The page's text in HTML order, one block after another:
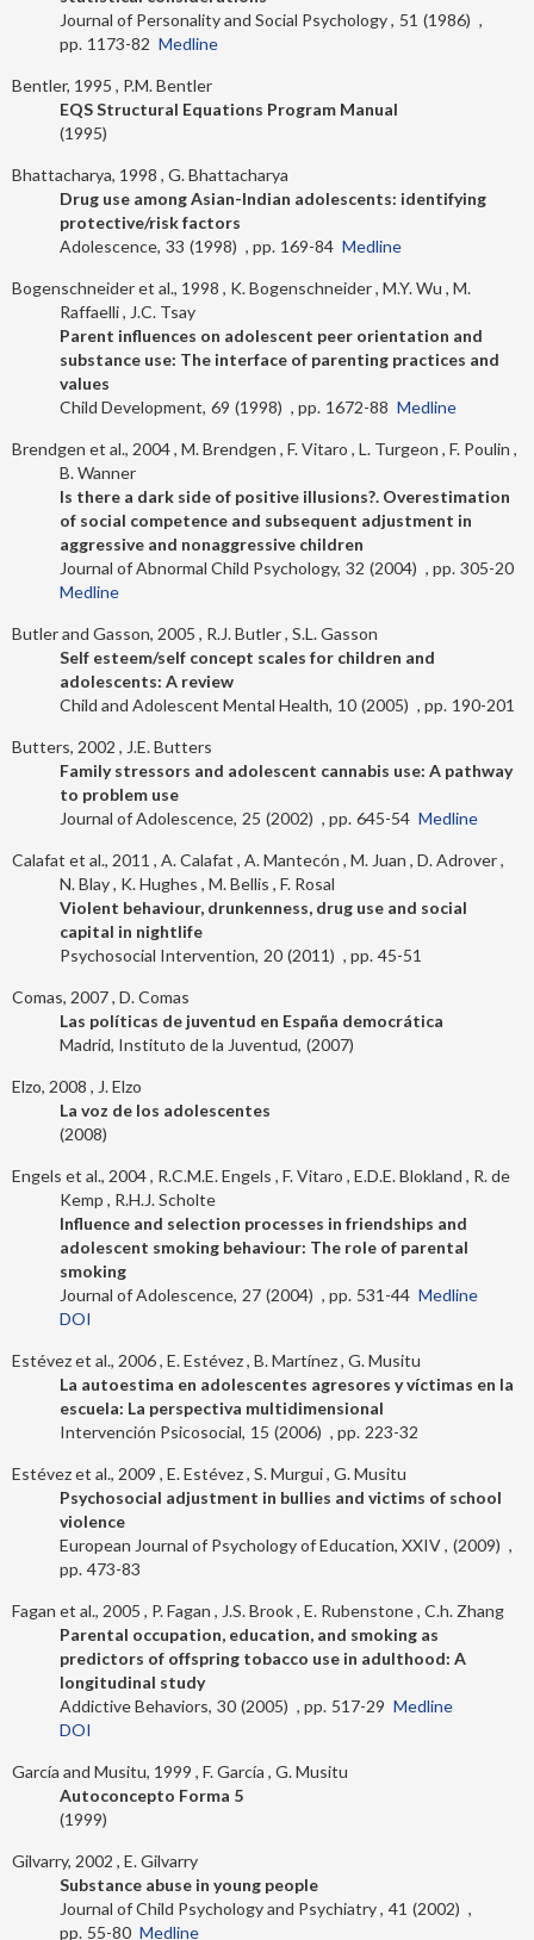
Journal of Personality and Social Psychology
51
1986
1173-82 Medline
Bentler, 1995
P.M. Bentler
EQS Structural Equations Program Manual
1995
Bhattacharya, 1998 G. Bhattacharya
Drug use among Asian-Indian adolescents: identifying
protective/risk factors
Adolescence 33 1998 169-84 Medline
Bogenschneider et al., 1998 K. Bogenschneider M.Y. Wu M.
Raffaelli
J.C. Tsay
Parent influences on adolescent peer orientation and
substance use: The interface of parenting practices and
values
Child Development 69 1998 1672-88 Medline
Brendgen et al., 2004 M. Brendgen F. Vitaro L. Turgeon F. Poulin
B. Wanner
Is there a dark side of positive illusions?. Overestimation
of social competence and subsequent adjustment in
aggressive and nonaggressive children
Journal of Abnormal Child Psychology 32 2004
305-20
Medline
Butler and Gasson, 2005 R.J. Butler S.L. Gasson
Self esteem/self concept scales for children and
adolescents: A review
Child and Adolescent Mental Health 10 2005 190-201
Butters, 2002
J.E. Butters
Family stressors and adolescent cannabis use: A pathway
to problem use
Journal of Adolescence 25 2002 645-54 Medline
Calafat et al., 2011 A. Calafat A. Mantecón M. Juan D. Adrover
N. Blay K. Hughes M. Bellis F. Rosal
Violent behaviour, drunkenness, drug use and social
capital in nightlife
Psychosocial Intervention 20 2011 45-51
Comas, 2007 D. Comas
Las políticas de juventud en España democrática
Madrid, Instituto de la Juventud
2007
Elzo, 2008
J. Elzo
La voz de los adolescentes
2008
Engels et al., 2004 R.C.M.E. Engels F. Vitaro E.D.E. Blokland
R. de
Kemp
R.H.J. Scholte
Influence and selection processes in friendships and
adolescent smoking behaviour: The role of parental
smoking
Journal of Adolescence 27 2004 531-44 Medline
DOI
Estévez et al., 2006 E. Estévez B. Martínez G. Musitu
La autoestima en adolescentes agresores y víctimas en la
escuela: La perspectiva multidimensional
Intervención Psicosocial 15 2006 223-32
Estévez et al., 2009 E. Estévez S. Murgui G. Musitu
Psychosocial adjustment in bullies and victims of school
violence
European Journal of Psychology of Education, XXIV
2009
473-83
Fagan et al., 2005 P. Fagan J.S. Brook E. Rubenstone C.h. Zhang
Parental occupation, education, and smoking as
predictors of offspring tobacco use in adulthood: A
longitudinal study
Addictive Behaviors 30 2005 517-29 Medline
DOI
García and Musitu, 1999 F. García G. Musitu
Autoconcepto Forma 5
1999
Gilvarry, 2002 E. Gilvarry
Substance abuse in young people
Journal of Child Psychology and Psychiatry 41
2002
55-80 Medline